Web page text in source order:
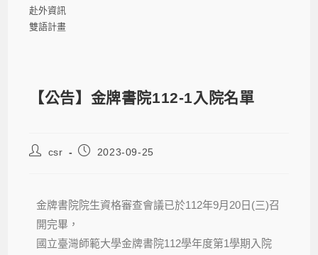
赴外資訊
雙語計畫
【公告】金牌書院112-1入院名單
csr 2023-09-25
金牌書院院生資格審查會議已於112年9月20日(三)召
開完畢，
國立臺灣師範大學金牌書院112學年度第1學期入院